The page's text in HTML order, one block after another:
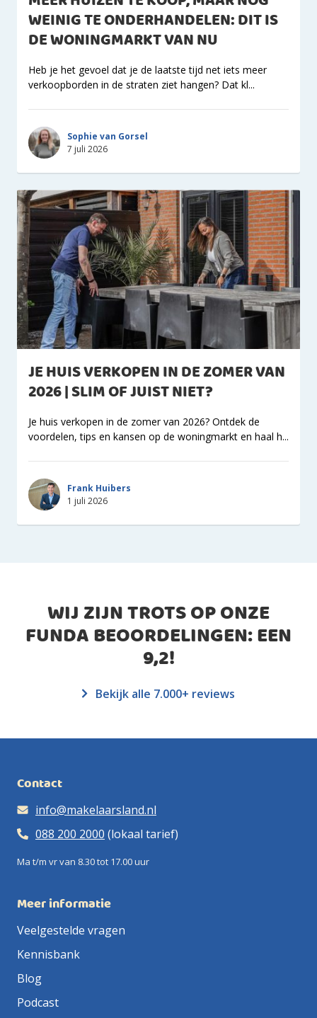
WEINIG TE ONDERHANDELEN: DIT IS
DE WONINGMARKT VAN NU
Heb je het gevoel dat je de laatste tijd net iets meer
verkoopborden in de straten ziet hangen? Dat kl...
Sophie van Gorsel
7 juli 2026
JE HUIS VERKOPEN IN DE ZOMER VAN
2026 | SLIM OF JUIST NIET?
Je huis verkopen in de zomer van 2026? Ontdek de
voordelen, tips en kansen op de woningmarkt en haal h...
Frank Huibers
1 juli 2026
WIJ ZIJN TROTS OP ONZE
FUNDA BEOORDELINGEN: EEN
9,2!
Bekijk alle 7.000+ reviews
Contact
info@makelaarsland.nl
088 200 2000 (lokaal tarief)
Ma t/m vr van 8.30 tot 17.00 uur
Meer informatie
Veelgestelde vragen
Kennisbank
Blog
Podcast